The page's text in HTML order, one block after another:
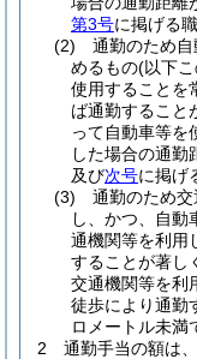
第3号に掲げる
(2)
通勤のため
めるもの(以下
使用することを
ば通勤すること
って自動車等を
した場合の通勤
及び次号に掲げ
(3)
通勤のため
し、かつ、自動
通機関等を利用
することが著し
交通機関等を利
徒歩により通勤
ロメートル未満
2
通勤手当の額は、